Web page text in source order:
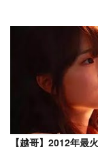
【越哥】2012年最